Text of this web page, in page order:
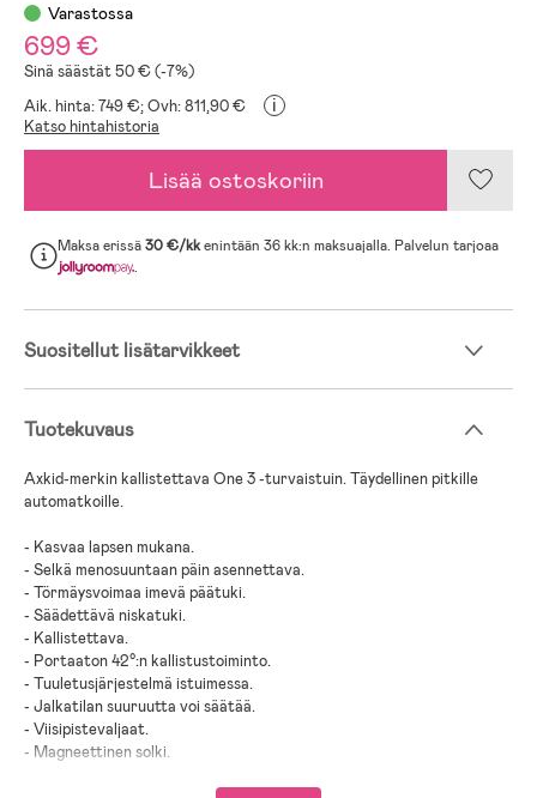
Varastossa
699 €
Sinä säästät 50 € (-7%)
Aik. hinta: 749 €;Ovh: 811,90 € i
Katso hintahistoria
Lisää ostoskoriin
Maksa erissä30 €/kkenintään 36 kk:n maksuajalla. Palvelun tarjoaa
.
Suositellut lisätarvikkeet
Tuotekuvaus
Axkid-merkin kallistettava One 3 -turvaistuin. Täydellinen pitkille
automatkoille.
- Kasvaa lapsen mukana.
- Selkä menosuuntaan päin asennettava.
- Törmäysvoimaa imevä päätuki.
- Säädettävä niskatuki.
- Kallistettava.
- Portaaton 42°:n kallistustoiminto.
- Tuuletusjärjestelmä istuimessa.
- Jalkatilan suuruutta voi säätää.
- Viisipistevaljaat.
- Magneettinen solki.